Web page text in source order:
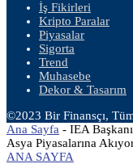
İş Fikirleri
Kripto Paralar
Piyasalar
Sigorta
Trend
Muhasebe
Dekor & Tasarım
©2023 Bir Finansçı,
Ana Sayfa - IEA
Asya Piyasalarına
ANA SAYFA